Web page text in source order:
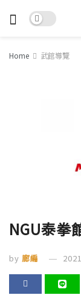
Home 武館導覽
NGU泰拳
by 廊編